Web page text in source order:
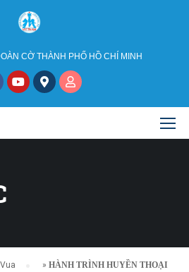
CỜ THÀNH PHỐ HỒ CHÍ MINH
» HÀNH TRÌNH HUYỀN THOẠI